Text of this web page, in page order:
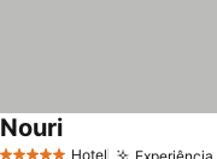
Hotel
NouriVer preços